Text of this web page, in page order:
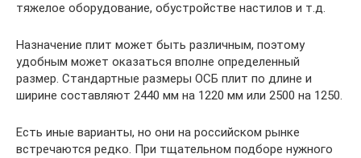
тяжелое оборудование, обустройстве настилов и т.д.
Назначение плит может быть различным, поэтому
удобным может оказаться вполне определенный
размер. Стандартные размеры ОСБ плит по длине и
ширине составляют 2440 мм на 1220 мм или 2500 на 1250.
Есть иные варианты, но они на российском рынке
встречаются редко. При тщательном подборе нужного